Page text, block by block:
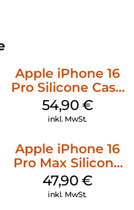
Apple iPhone 16
Pro Silicone Case
MagSafe Black
54,90 €
inkl. MwSt.
Apple iPhone 16
Pro Max Silicone
Case MagSafe
Black
47,90 €
inkl. MwSt.